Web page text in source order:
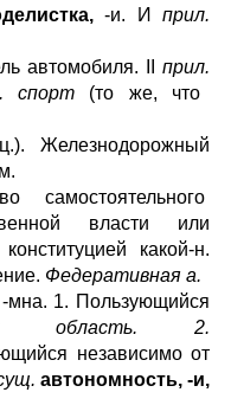
-и. Иприл.
автомобиля. IIприл.
спорт (то же, что
Железнодорожный
самостоятельного
власти или
какой-н.
Федеративная а.
мна. 1. Пользующийся
область. 2.
независимо от
автономность, -и,